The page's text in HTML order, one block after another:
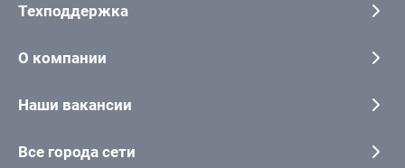
Техподдержка
О компании
Наши вакансии
Все города сети